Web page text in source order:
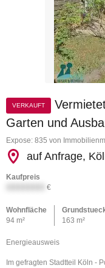
VERKAUFT
Garten und
Expose: 835 von
auf Anfrage,
Kaufpreis
€
Wohnfläche
94 m²
163 m²
Energieausweis
Im gefragten Stadtteil Köln -